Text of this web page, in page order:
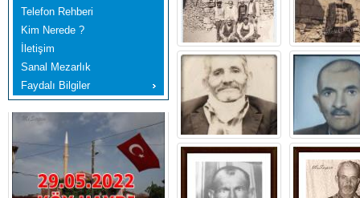
Telefon Rehberi
Kim Nerede ?
İletişim
Sanal Mezarlık
Faydalı Bilgiler